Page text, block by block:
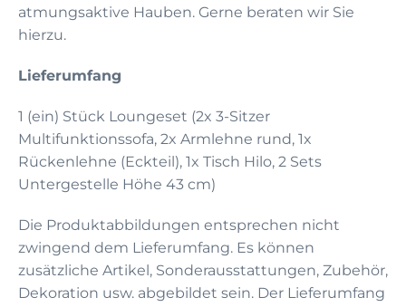
atmungsaktive Hauben. Gerne beraten wir Sie
hierzu.
Lieferumfang
1 (ein) Stück Loungeset (2x 3-Sitzer
Multifunktionssofa, 2x Armlehne rund, 1x
Rückenlehne (Eckteil), 1x Tisch Hilo, 2 Sets
Untergestelle Höhe 43 cm)
Die Produktabbildungen entsprechen nicht
zwingend dem Lieferumfang. Es können
zusätzliche Artikel, Sonderausstattungen, Zubehör,
Dekoration usw. abgebildet sein. Der Lieferumfang